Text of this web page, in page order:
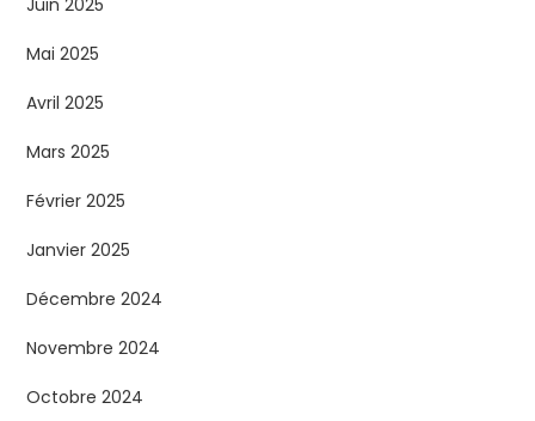
c
a
t
i
o
n
s
Juin 2025
Mai 2025
Avril 2025
Mars 2025
Février 2025
Janvier 2025
Décembre 2024
Novembre 2024
Octobre 2024